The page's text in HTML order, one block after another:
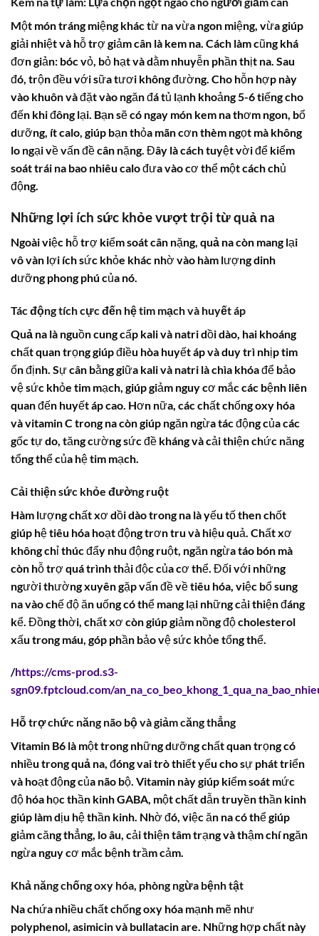
Một món tráng miệng khác từ na vừa ngon miệng, vừa giúp
giải nhiệt và hỗ trợ giảm cân là kem na. Cách làm cũng khá
đơn giản: bóc vỏ, bỏ hạt và dằm nhuyễn phần thịt na. Sau
đó, trộn đều với sữa tươi không đường. Cho hỗn hợp này
vào khuôn và đặt vào ngăn đá tủ lạnh khoảng 5-6 tiếng cho
đến khi đông lại. Bạn sẽ có ngay món kem na thơm ngon, bổ
dưỡng, ít calo, giúp bạn thỏa mãn cơn thèm ngọt mà không
lo ngại về vấn đề cân nặng. Đây là cách tuyệt vời để kiểm
soáttrái na bao nhiêu calođưa vào cơ thể một cách chủ
động.
Những lợi ích sức khỏe vượt trội từ quả na
Ngoài việc hỗ trợ kiểm soát cân nặng, quả nacòn mang lại
vô vàn lợi ích sức khỏe khác nhờ vào hàm lượng dinh
dưỡng phong phú của nó.
Tác động tích cực đến hệ tim mạch và huyết áp
Quả na là nguồn cung cấp kali và natri dồi dào, hai khoáng
chất quan trọng giúp điều hòa huyết áp và duy trì nhịp tim
ổn định. Sự cân bằng giữa kali và natri là chìa khóa để bảo
vệ sức khỏe tim mạch, giúp giảm nguy cơ mắc các bệnh liên
quan đến huyết áp cao. Hơn nữa, các chất chống oxy hóa
và vitamin C trong na còn giúp ngăn ngừa tác động của các
gốc tự do, tăng cường sức đề kháng và cải thiện chức năng
tổng thể của hệ tim mạch.
Cải thiện sức khỏe đường ruột
Hàm lượng chất xơ dồi dào trongna là yếu tố then chốt
giúp hệ tiêu hóa hoạt động trơn tru và hiệu quả. Chất xơ
không chỉ thúc đẩy nhu động ruột, ngăn ngừa táo bón mà
còn hỗ trợ quá trình thải độc của cơ thể. Đối với những
người thường xuyên gặp vấn đề về tiêu hóa, việc bổ sung
na vào chế độ ăn uống có thể mang lại những cải thiện đáng
kể. Đồng thời, chất xơ còn giúp giảm nồng độ cholesterol
xấu trong máu, góp phần bảo vệ sức khỏe tổng thể.
/https://cms-prod.s3-
sgn09.fptcloud.com/
Hỗ trợ chức năng não bộ và giảm căng thẳng
Vitamin B6 là một trong những dưỡng chất quan trọng có
nhiều trongquả na, đóng vai trò thiết yếu cho sự phát triển
và hoạt động của não bộ. Vitamin này giúp kiểm soát mức
độ hóa học thần kinh GABA, một chất dẫn truyền thần kinh
giúp làm dịu hệ thần kinh. Nhờ đó, việc ăn na có thể giúp
giảm căng thẳng, lo âu, cải thiện tâm trạng và thậm chí ngăn
ngừa nguy cơ mắc bệnh trầm cảm.
Khả năng chống oxy hóa, phòng ngừa bệnh tật
Na chứa nhiều chất chống oxy hóa mạnh mẽ như
polyphenol, asimicin và bullatacin are. Những hợp chất này